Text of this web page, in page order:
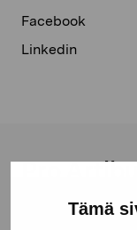
Tämä
Facebook
Linkedin
Pro